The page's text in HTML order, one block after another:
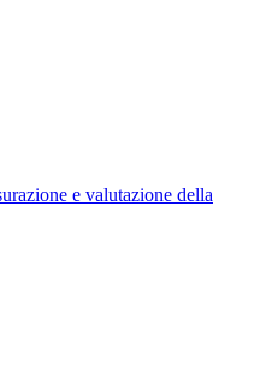
e valutazione della